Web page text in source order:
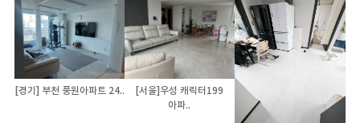
[경기] 부천 풍원아파트 24..
[서울]우성 캐릭터199
아파..